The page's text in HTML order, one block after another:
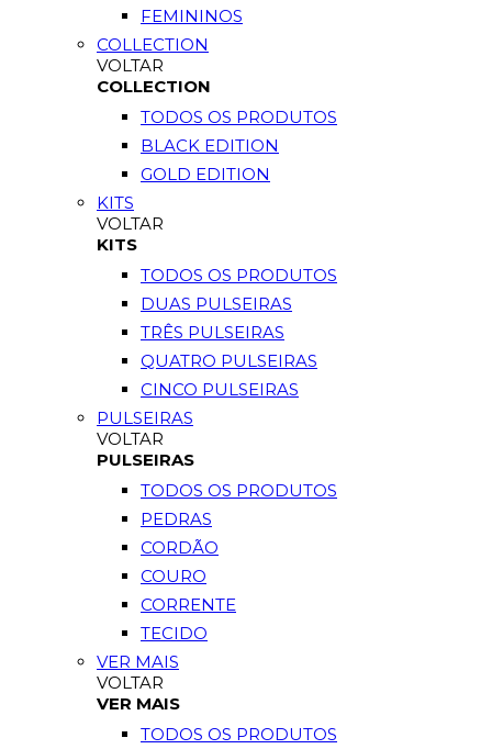
FEMININOS
COLLECTION
VOLTAR
COLLECTION
TODOS OS PRODUTOS
BLACK EDITION
GOLD EDITION
KITS
VOLTAR
KITS
TODOS OS PRODUTOS
DUAS PULSEIRAS
TRÊS PULSEIRAS
QUATRO PULSEIRAS
CINCO PULSEIRAS
PULSEIRAS
VOLTAR
PULSEIRAS
TODOS OS PRODUTOS
PEDRAS
CORDÃO
COURO
CORRENTE
TECIDO
VER MAIS
VOLTAR
VER MAIS
TODOS OS PRODUTOS